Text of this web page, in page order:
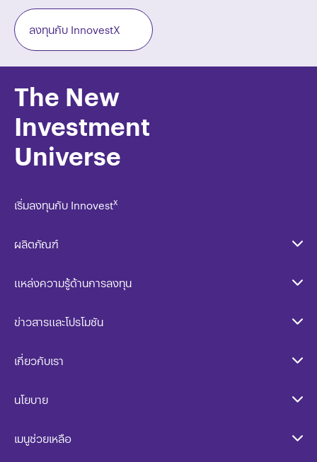
ลงทุนกับ InnovestX
The New
Investment
Universe
เริ่มลงทุนกับ Innovestx
ผลิตภัณฑ์
แหล่งความรู้ด้านการลงทุน
ข่าวสารและโปรโมชัน
เกี่ยวกับเรา
นโยบาย​
เมนูช่วยเหลือ